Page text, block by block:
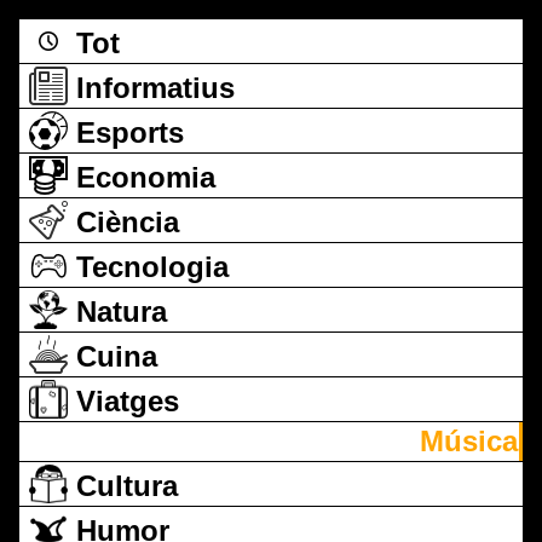
Tot
Informatius
Esports
Economia
Ciència
Tecnologia
Natura
Cuina
Viatges
Música
Cultura
Humor